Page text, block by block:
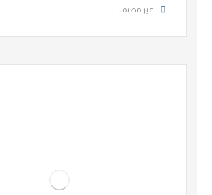
غير مصنف